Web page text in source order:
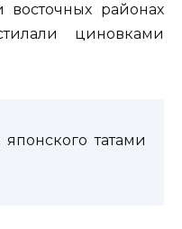
восточных районах
циновками
татами